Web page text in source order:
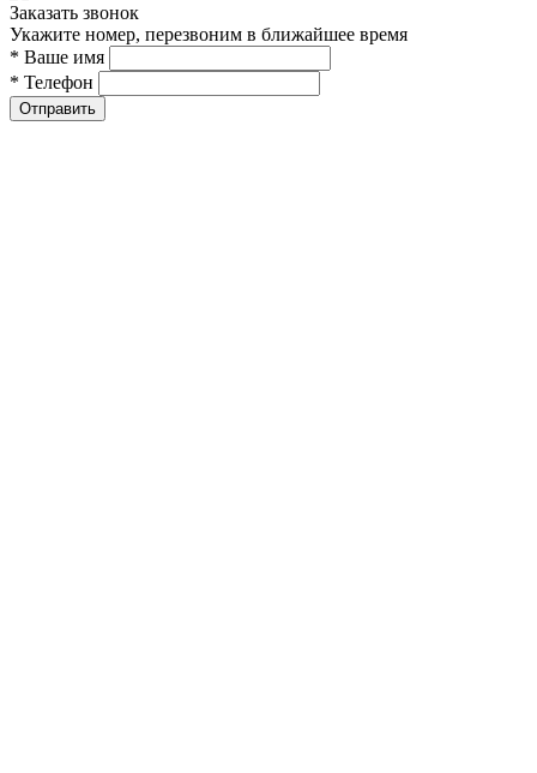
Заказать звонок
Укажите номер, перезвоним в ближайшее время
* Ваше имя
* Телефон
Отправить